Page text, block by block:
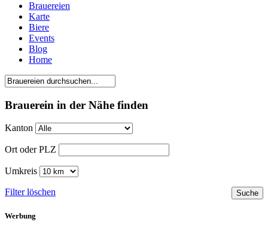
Brauereien
Karte
Biere
Events
Blog
Home
Brauerein in der Nähe finden
Kanton
Ort oder PLZ
Umkreis
Filter löschen
Werbung